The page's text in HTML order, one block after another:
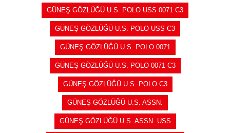
GÜNEŞ GÖZLÜĞÜ U.S. POLO USS 0071 C3
GÜNEŞ GÖZLÜĞÜ U.S. POLO USS C3
GÜNEŞ GÖZLÜĞÜ U.S. POLO 0071
GÜNEŞ GÖZLÜĞÜ U.S. POLO 0071 C3
GÜNEŞ GÖZLÜĞÜ U.S. POLO C3
GÜNEŞ GÖZLÜĞÜ U.S. ASSN.
GÜNEŞ GÖZLÜĞÜ U.S. ASSN. USS